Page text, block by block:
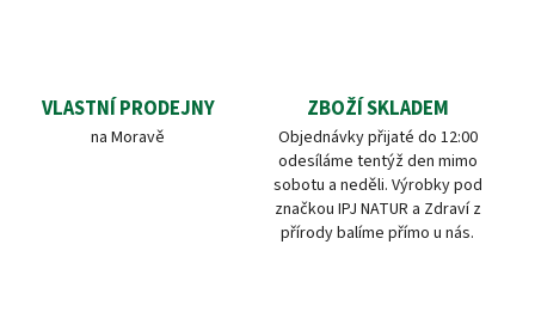
VLASTNÍ PRODEJNY
na Moravě
ZBOŽÍ SKLADEM
Objednávky přijaté do 12:00
odesíláme tentýž den mimo
sobotu a neděli. Výrobky pod
značkou IPJ NATUR a Zdraví z
přírody balíme přímo u nás.